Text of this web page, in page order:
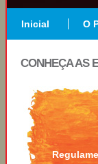
Inicial O
CONHEÇA AS